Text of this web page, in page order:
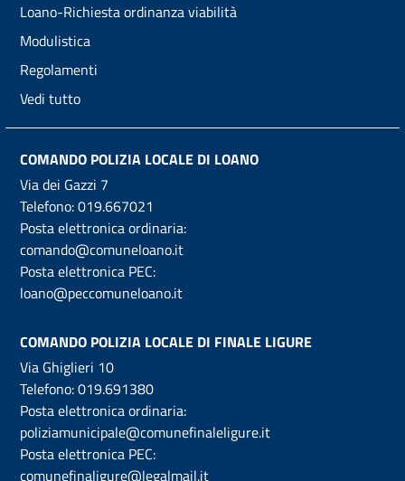
Loano-Richiesta ordinanza viabilità
Modulistica
Regolamenti
Vedi tutto
COMANDO POLIZIA LOCALE DI LOANO
Via dei Gazzi 7
Telefono:019.667021
Posta elettronica ordinaria:
comando@comuneloano.it
Posta elettronica PEC:
loano@peccomuneloano.it
COMANDO POLIZIA LOCALE DI FINALE LIGURE
Via Ghiglieri 10
Telefono:019.691380
Posta elettronica ordinaria:
poliziamunicipale@comunefinaleligure.it
Posta elettronica PEC:
comunefinaligure@legalmail.it